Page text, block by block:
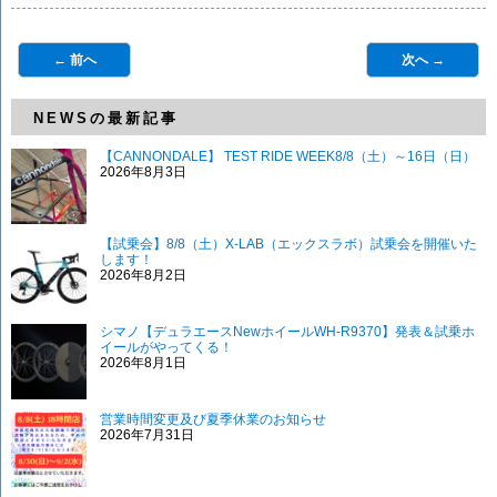
← 前へ 次へ →
NEWSの最新記事
【CANNONDALE】 TEST RIDE WEEK8/8（土）～16日（日）
2026年8月3日
【試乗会】8/8（土）X-LAB（エックスラボ）試乗会を開催いた
します！
2026年8月2日
シマノ【デュラエースNewホイールWH-R9370】発表＆試乗ホ
イールがやってくる！
2026年8月1日
営業時間変更及び夏季休業のお知らせ
2026年7月31日